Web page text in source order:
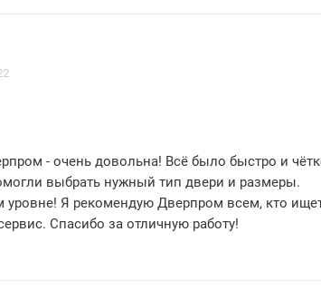
- очень довольна! Всё было быстро и
выбрать нужный тип двери и размеры.
уровне! Я рекомендую Дверпром всем, кто
Спасибо за отличную работу!